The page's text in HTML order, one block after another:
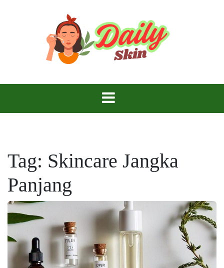
Daily Skin
Tag: Skincare Jangka
Panjang